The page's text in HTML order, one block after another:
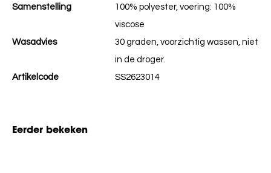
Samenstelling
100% polyester, voering: 100%
viscose
Wasadvies
30 graden, voorzichtig wassen, niet
in de droger.
Artikelcode
SS2623014
Eerder bekeken